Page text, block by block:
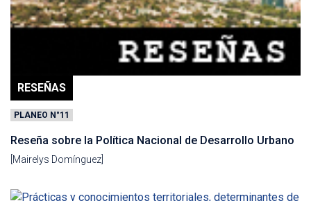
RESEÑAS
PLANEO N°11
Reseña sobre la Política Nacional de Desarrollo Urbano
[Mairelys Domínguez]